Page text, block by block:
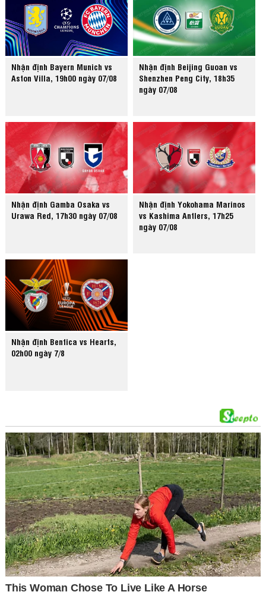
Nhận định Bayern Munich vs
Aston Villa, 19h00 ngày 07/08
Nhận định Beijing Guoan vs
Shenzhen Peng City, 18h35
ngày 07/08
Nhận định Gamba Osaka vs
Urawa Red, 17h30 ngày 07/08
Nhận định Yokohama Marinos
vs Kashima Antlers, 17h25
ngày 07/08
Nhận định Benfica vs Hearts,
02h00 ngày 7/8